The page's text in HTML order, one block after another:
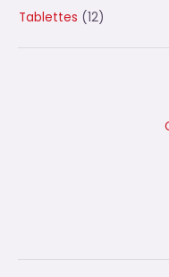
Tablettes (12)